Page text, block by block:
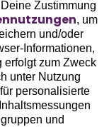
Zustimmung
, um
und/oder
Informationen,
erfolgt zum Zweck
unter Nutzung
personalisierte
und